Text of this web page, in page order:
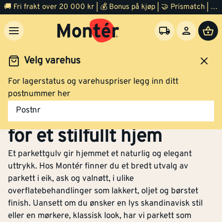
🚚 Fri frakt over 20 000 kr | 💰 Bonus på kjøp | 🤝 Prismatch | ⭐ 100% fornøyd garanti | 🏪 140 byggevarehus
Velg varehus
For lagerstatus og varehuspriser legg inn ditt
postnummer her
Postnr
Gulv Parkett
Parkett - Perfekt gulv
for et stilfullt hjem
Et parkettgulv gir hjemmet et naturlig og elegant
uttrykk. Hos Montér finner du et bredt utvalg av
parkett i eik, ask og valnøtt, i ulike
overflatebehandlinger som lakkert, oljet og børstet
finish. Uansett om du ønsker en lys skandinavisk stil
eller en mørkere, klassisk look, har vi parkett som